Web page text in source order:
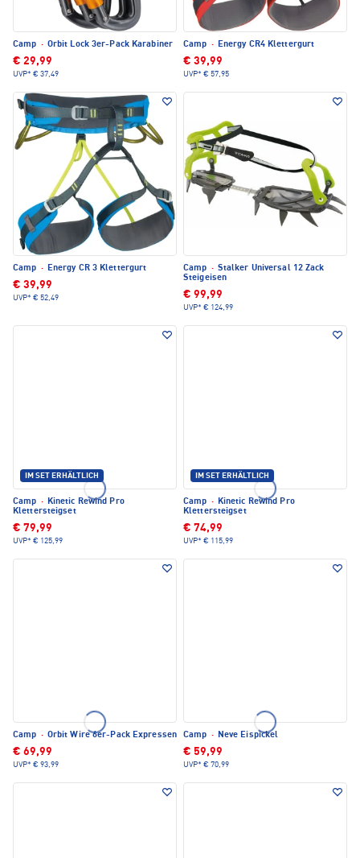
Camp · Orbit Lock 3er-Pack Karabiner
€ 29,99
UVP* € 37,49
Camp · Energy CR4 Klettergurt
€ 39,99
UVP* € 57,95
Camp · Energy CR 3 Klettergurt
€ 39,99
UVP* € 52,49
Camp · Stalker Universal 12 Zack
Steigeisen
€ 99,99
UVP* € 124,99
IM SET ERHÄLTLICH
Camp · Kinetic Rewind Pro
Klettersteigset
€ 79,99
UVP* € 125,99
IM SET ERHÄLTLICH
Camp · Kinetic Rewind Pro
Klettersteigset
€ 74,99
UVP* € 115,99
Camp · Orbit Wire 6er-Pack Expressen
€ 69,99
UVP* € 93,99
Camp · Neve Eispickel
€ 59,99
UVP* € 70,99